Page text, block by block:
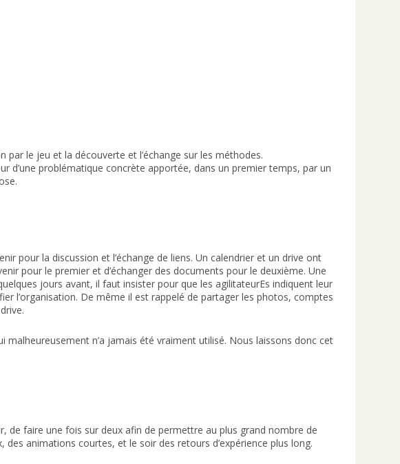
par le jeu et la découverte et l’échange sur les méthodes.
d’une problématique concrète apportée, dans un premier temps, par un
pour la discussion et l’échange de liens. Un calendrier et un drive ont
pour le premier et d’échanger des documents pour le deuxième. Une
jours avant, il faut insister pour que les agilitateurEs indiquent leur
l’organisation. De même il est rappelé de partager les photos, comptes
n’a jamais été vraiment utilisé. Nous laissons donc cet
de faire une fois sur deux afin de permettre au plus grand nombre de
animations courtes, et le soir des retours d’expérience plus long.